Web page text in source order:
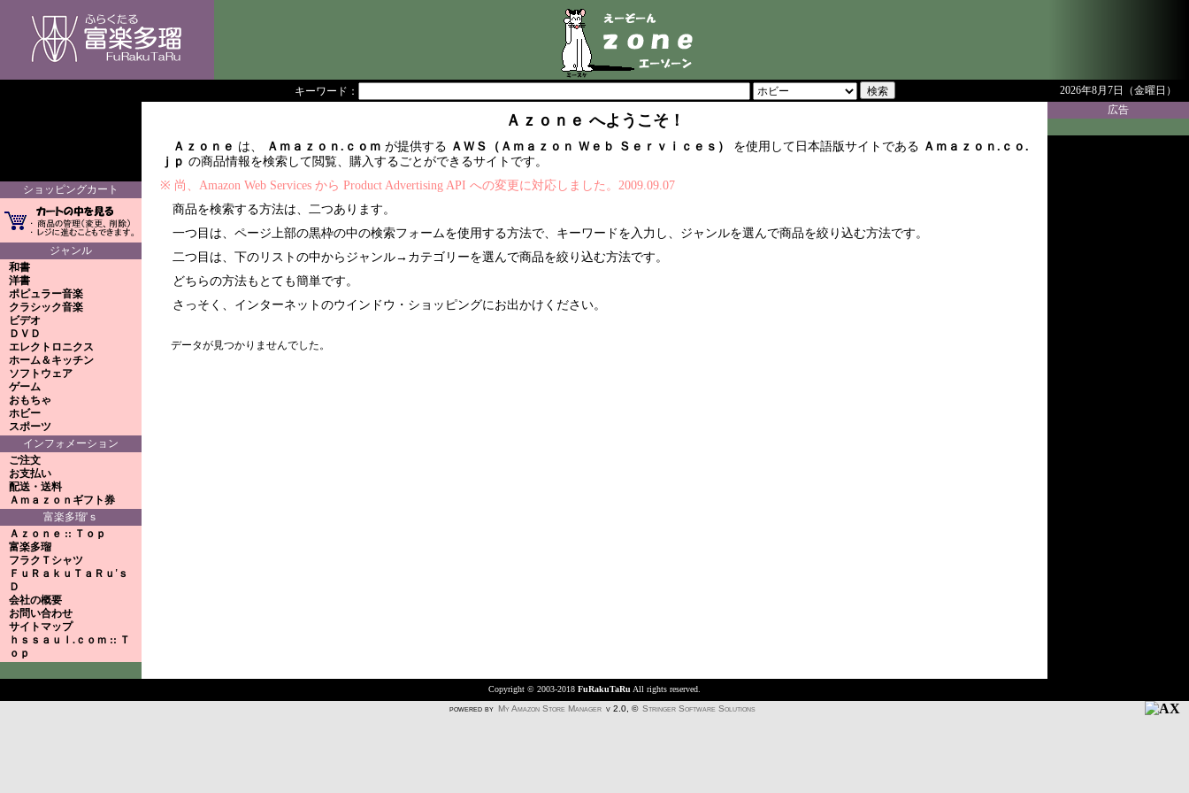
ショッピングカート
ジャンル
和書
洋書
ポピュラー音楽
クラシック音楽
ビデオ
ＤＶＤ
エレクトロニクス
ホーム＆キッチン
ソフトウェア
ゲーム
おもちゃ
ホビー
スポーツ
インフォメーション
ご注文
お支払い
配送・送料
Ａｍａｚｏｎギフト券
富楽多瑠'ｓ
Ａｚｏｎｅ :: Ｔｏｐ
富楽多瑠
フラクＴシャツ
ＦｕＲａｋｕＴａＲｕ'ｓ
Ｄ
会社の概要
お問い合わせ
サイトマップ
ｈｓｓａｕｌ.ｃｏｍ :: Ｔ
ｏｐ
キーワード：
Ａｚｏｎｅ へようこそ！
Ａｚｏｎｅ は、 Ａｍａｚｏｎ.ｃｏｍ が提供する ＡＷＳ（Ａｍａｚｏｎ Ｗｅｂ Ｓｅｒｖｉｃｅｓ） を使用して日本語版サイトである Ａｍａｚｏｎ.ｃｏ.
ｊｐ の商品情報を検索して閲覧、購入するごとができるサイトです。
※ 尚、Amazon Web Services から Product Advertising API への変更に対応しました。2009.09.07
商品を検索する方法は、二つあります。
一つ目は、ページ上部の黒枠の中の検索フォームを使用する方法で、キーワードを入力し、ジャンルを選んで商品を絞り込む方法です。
二つ目は、下のリストの中からジャンル→カテゴリーを選んで商品を絞り込む方法です。
どちらの方法もとても簡単です。
さっそく、インターネットのウインドウ・ショッピングにお出かけください。
データが見つかりませんでした。
2026年8月7日（金曜日）
広告
Copyright © 2003-2018 FuRakuTaRu All rights reserved.
powered by My Amazon Store Manager v 2.0, © Stringer Software Solutions